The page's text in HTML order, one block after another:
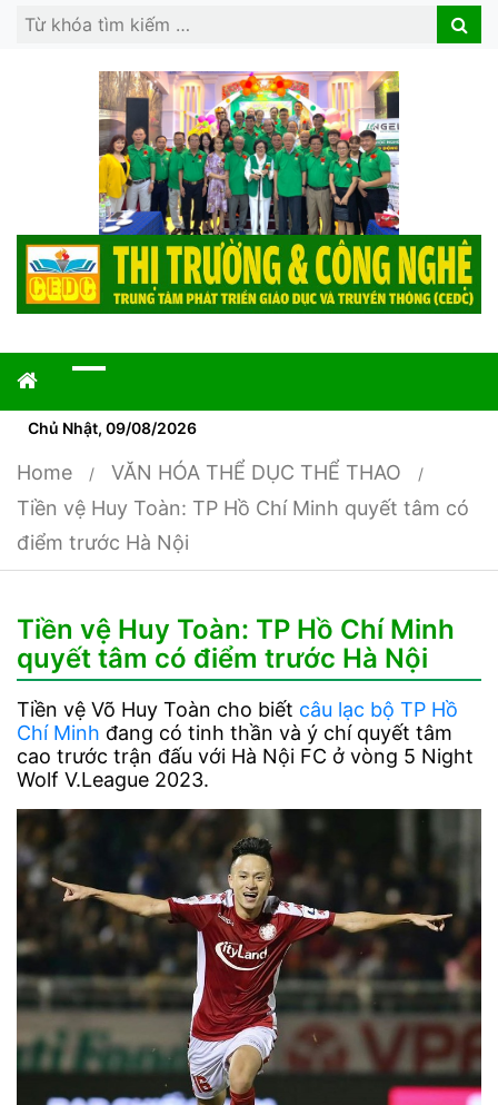
Search
Search
Chủ Nhật, 09/08/2026
Home
VĂN HÓA THỂ DỤC THỂ THAO
Tiền vệ Huy Toàn: TP Hồ Chí Minh quyết tâm có
điểm trước Hà Nội
Tiền vệ Huy Toàn: TP Hồ Chí Minh
quyết tâm có điểm trước Hà Nội
Tiền vệ Võ Huy Toàn cho biết câu lạc bộ TP Hồ
Chí Minh đang có tinh thần và ý chí quyết tâm
cao trước trận đấu với Hà Nội FC ở vòng 5 Night
Wolf V.League 2023.